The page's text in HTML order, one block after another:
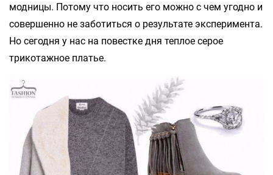
модницы. Потому что носить его можно с чем угодно и
совершенно не заботиться о результате эксперимента.
Но сегодня у нас на повестке дня теплое серое
трикотажное платье.